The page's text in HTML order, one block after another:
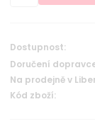
Dostupnost:
Doručení
Na prodejně v
Kód zboží: